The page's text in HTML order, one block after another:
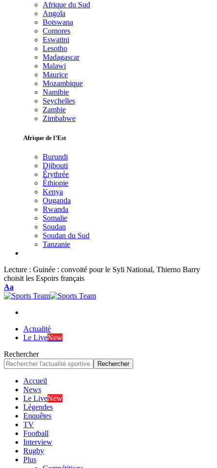
Afrique du Sud
Angola
Botswana
Comores
Eswatini
Lesotho
Madagascar
Malawi
Maurice
Mozambique
Namibie
Seychelles
Zambie
Zimbabwe
Afrique de l’Est
Burundi
Djibouti
Érythrée
Éthiopie
Kenya
Ouganda
Rwanda
Somalie
Soudan
Soudan du Sud
Tanzanie
Lecture : Guinée : convoité pour le Syli National, Thierno Barry
choisit les Espoirs français
Font
Resizer
Aa
Actualité
Le LiveNew
Rechercher
Accueil
News
Le LiveNew
Légendes
Enquêtes
TV
Football
Interview
Rugby
Plus